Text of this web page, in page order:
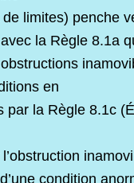
limites) penche
la Règle 8.1a
en
par la Règle 8.1c
condition